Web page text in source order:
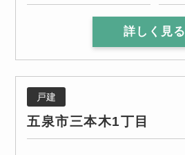
詳しく見る
戸建
五泉市三本木1丁目